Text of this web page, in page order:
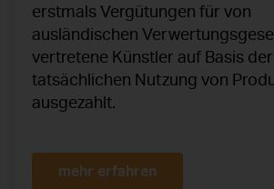
erstmals Vergütungen für von
ausländischen
vertretene Künstler auf Basis der
tatsächlichen Nutzung von
ausgezahlt.
mehr erfahren